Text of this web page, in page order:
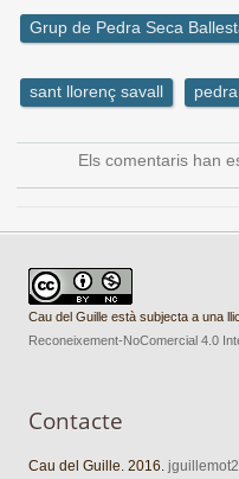
Grup de Pedra Seca
sant llorenç savall
Els comentaris han
Cau del Guille està subjecta a una
Reconeixement-NoComercial 4.0
Contacte
Cau del Guille. 2016.